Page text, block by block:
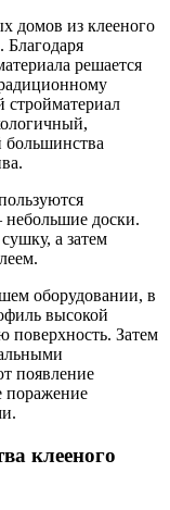
домов из клееного
Благодаря
решается
небольшие доски.
а затем
оборудовании, в
высокой
поверхность. Затем
появление
поражение
клееного